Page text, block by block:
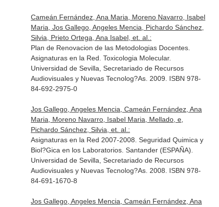
Cameán Fernández, Ana Maria, Moreno Navarro, Isabel
Maria, Jos Gallego, Angeles Mencia, Pichardo Sánchez,
Silvia, Prieto Ortega, Ana Isabel, et. al.:
Plan de Renovacion de las Metodologias Docentes.
Asignaturas en la Red. Toxicologia Molecular.
Universidad de Sevilla, Secretariado de Recursos
Audiovisuales y Nuevas Tecnolog?As. 2009. ISBN 978-
84-692-2975-0
Jos Gallego, Angeles Mencia, Cameán Fernández, Ana
Maria, Moreno Navarro, Isabel Maria, Mellado, e,
Pichardo Sánchez, Silvia, et. al.:
Asignaturas en la Red 2007-2008. Seguridad Quimica y
Biol?Gica en los Laboratorios. Santander (ESPAÑA).
Universidad de Sevilla, Secretariado de Recursos
Audiovisuales y Nuevas Tecnolog?As. 2008. ISBN 978-
84-691-1670-8
Jos Gallego, Angeles Mencia, Cameán Fernández, Ana